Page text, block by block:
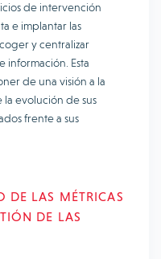
de intervención
e implantar las
y centralizar
información. Esta
de una visión a la
evolución de sus
frente a sus
DE LAS MÉTRICAS
DE LAS